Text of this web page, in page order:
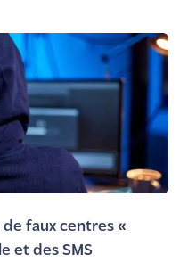
de faux centres «
et des SMS